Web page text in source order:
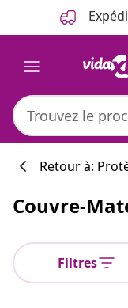
Retour à:
Couvre-
Filtres